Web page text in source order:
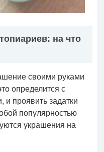
на что
своими руками
определится с
проявить задатки
популярностью
украшения на